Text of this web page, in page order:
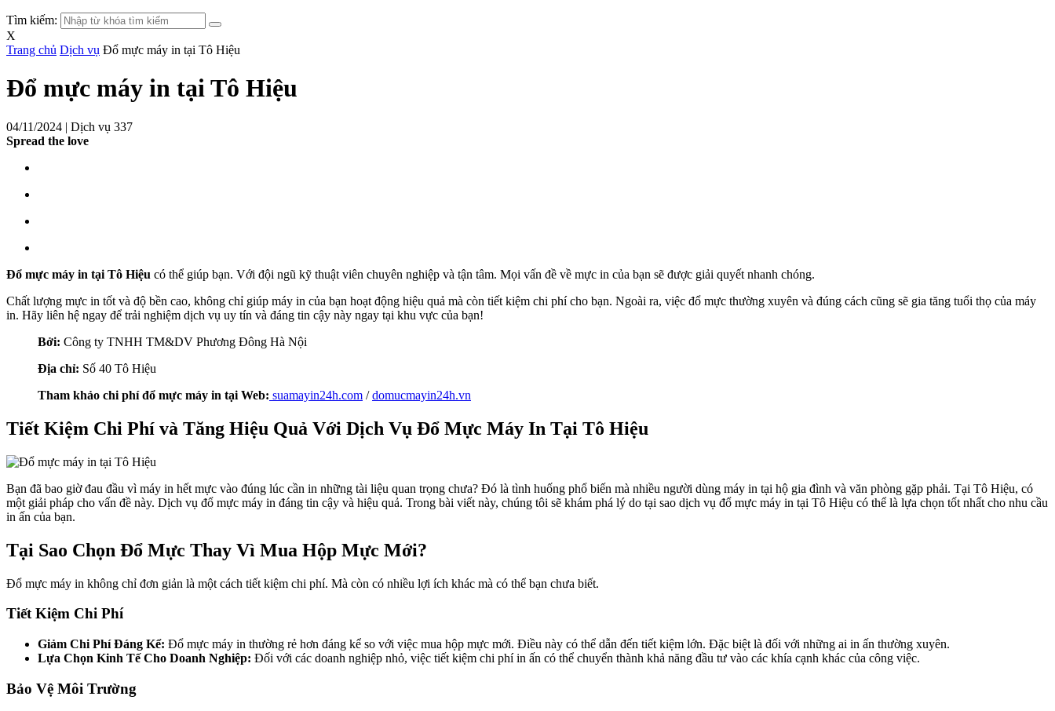
Tìm kiếm:
X
Trang chủ Dịch vụ Đổ mực máy in tại Tô Hiệu
Đổ mực máy in tại Tô Hiệu
04/11/2024 | Dịch vụ 337
Spread the love
Đổ mực máy in tại Tô Hiệu có thể giúp bạn. Với đội ngũ kỹ thuật viên chuyên nghiệp và tận tâm. Mọi vấn đề về mực in của bạn sẽ được giải quyết nhanh chóng.
Chất lượng mực in tốt và độ bền cao, không chỉ giúp máy in của bạn hoạt động hiệu quả mà còn tiết kiệm chi phí cho bạn. Ngoài ra, việc đổ mực thường xuyên và đúng cách cũng sẽ gia tăng tuổi thọ của máy
in. Hãy liên hệ ngay để trải nghiệm dịch vụ uy tín và đáng tin cậy này ngay tại khu vực của bạn!
Bởi: Công ty TNHH TM&DV Phương Đông Hà Nội
Địa chỉ: Số 40 Tô Hiệu
Tham khảo chi phí đổ mực máy in tại Web: suamayin24h.com /domucmayin24h.vn
Tiết Kiệm Chi Phí và Tăng Hiệu Quả Với Dịch Vụ Đổ Mực Máy In Tại Tô Hiệu
Bạn đã bao giờ đau đầu vì máy in hết mực vào đúng lúc cần in những tài liệu quan trọng chưa? Đó là tình huống phổ biến mà nhiều người dùng máy in tại hộ gia đình và văn phòng gặp phải. Tại Tô Hiệu, có
một giải pháp cho vấn đề này. Dịch vụ đổ mực máy in đáng tin cậy và hiệu quả. Trong bài viết này, chúng tôi sẽ khám phá lý do tại sao dịch vụ đổ mực máy in tại Tô Hiệu có thể là lựa chọn tốt nhất cho nhu cầu
in ấn của bạn.
Tại Sao Chọn Đổ Mực Thay Vì Mua Hộp Mực Mới?
Đổ mực máy in không chỉ đơn giản là một cách tiết kiệm chi phí. Mà còn có nhiều lợi ích khác mà có thể bạn chưa biết.
Tiết Kiệm Chi Phí
Giảm Chi Phí Đáng Kể: Đổ mực máy in thường rẻ hơn đáng kể so với việc mua hộp mực mới. Điều này có thể dẫn đến tiết kiệm lớn. Đặc biệt là đối với những ai in ấn thường xuyên.
Lựa Chọn Kinh Tế Cho Doanh Nghiệp: Đối với các doanh nghiệp nhỏ, việc tiết kiệm chi phí in ấn có thể chuyển thành khả năng đầu tư vào các khía cạnh khác của công việc.
Bảo Vệ Môi Trường